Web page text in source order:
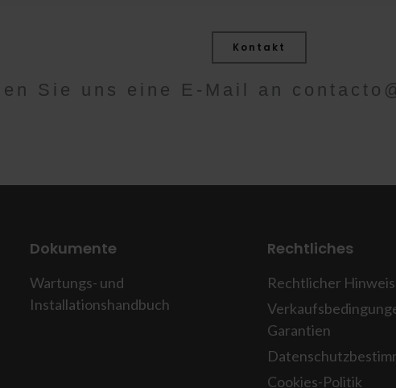
Kontakt
Sie uns eine E-Mail an
Dokumente
Wartungs- und
Installationshandbuch
Rechtliches
Rechtlicher Hinweis
Garantien
Cookies-Politik